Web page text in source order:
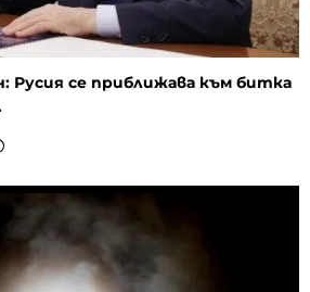
се приближава към битка